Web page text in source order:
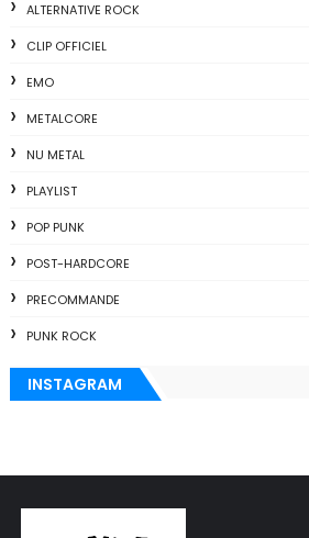
ALTERNATIVE ROCK
CLIP OFFICIEL
EMO
METALCORE
NU METAL
PLAYLIST
POP PUNK
POST-HARDCORE
PRECOMMANDE
PUNK ROCK
INSTAGRAM